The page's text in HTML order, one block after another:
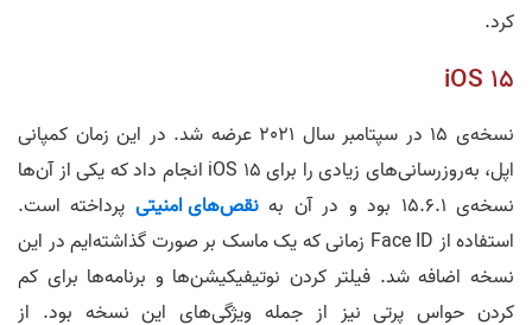
کرد.
iOS 15
نسخه‌ی 15 در سپتامبر سال 2021 عرضه شد. در این زمان کمپانی
اپل، به‌روزرسانی‌های زیادی را برای iOS 15 انجام داد که یکی از آن‌ها
نسخه‌ی 15.6.1 بود و در آن به
نقص‌های امنیتی پرداخته است.
استفاده از Face ID زمانی که یک ماسک بر صورت گذاشته‌ایم در این
نسخه اضافه شد. فیلتر کردن نوتیفیکیشن‌ها و برنامه‌ها برای کم
کردن حواس پرتی نیز از جمله ویژگی‌های این نسخه بود. از